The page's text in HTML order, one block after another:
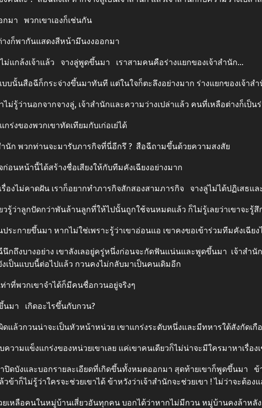
า พวกเขาเองก็เช่นกัน
ก็พากันแสดงสีหน้ามึนงงออกมา
ล้งเจ้าแล้ว จางลู่พูดขึ้นมา เราสามคนคือร่างแยกของเจ้าสำนัก…
นสือฉีก็กระจ่างขึ้นมาทันที แต่ในใจก็ตะลึงอย่างมาก ร่างแยกของเจ้าสำ
รู้ว่านอกจากจางลู่, เจ้าสำนักและความว่างเปล่าแล้ว คนที่เหลือต่างก็เป็น
งของพวกเขาทัดเทียมกับเก่อเย่ได้
พวกท่านจะมารับภารกิจที่นี่อีกรึ ? สือฉีถามขึ้นด้วยความสงสัย
นหน้านี้ได้สร้างชื่อเสียงให้กับทีมคังเฉียงอย่างมาก
ไม่คาดฝัน เราก็อยากทำภารกิจสักสองสามภารกิจ จางลู่ไม่ได้ปฏิเสธแล
ว่าลูกปัดกว่าพันล้านลูกที่ให้ไปนั้นถูกใช้จนหมดแล้ว ก็ไม่รู้เลยว่าเขาจะรู้สึ
กายขึ้นมา หากไม่ใช่เพราะรู้ว่าเขาอ่อนแอ เขาคงขอเข้าร่วมทีมคังเฉีย
บางอย่าง เขาลังเลอยู่ครู่หนึ่งก่อนจะกัดฟันแน่นและพูดขึ้นมา เจ้าสำนัก
เป็นแบบนี้ต่อไปแล้ว กวนคงไม่กลับมาเป็นคนเดิมอีก
พวกเขาจำได้ก็มีคนชื่อกวนอยู่จริงๆ
า เกิดอะไรขึ้นกับกวน?
ล้วกวนน่าจะเป็นหัวหน้าหน่วย เขาแกร่งระดับหนึ่งและมีทหารใต้สังกัดเกื
มแข็งแกร่งของหน่วยเขาเลย แค่เขาคนเดียวก็ไม่น่าจะมีใครมาหาเรื่อง
บังและบอกรายละเอียดที่เกิดขึ้นทั้งหมดออกมา สุดท้ายเขาก็พูดขึ้นมา ข้
ข้าก็ไม่รู้ว่าใครจะช่วยเขาได้ ข้าหวังว่าเจ้าสำนักจะช่วยเขา ! ไม่ว่าจะต้อง
หลือคนในหมู่บ้านเสี่ยวอันทุกคน บอกได้ว่าหากไม่มีกวน หมู่บ้านคงล้าหลัง